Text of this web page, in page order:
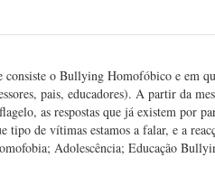
o Bullying Homofóbico e em
pais, educadores). A partir da
as respostas que já existem por
de vítimas estamos a falar, e a
Adolescência; Educação